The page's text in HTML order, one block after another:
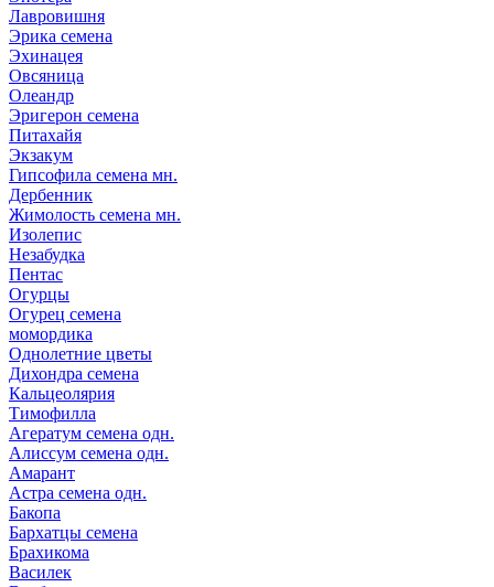
Лавровишня
Эрика семена
Эхинацея
Овсяница
Олеандр
Эригерон семена
Питахайя
Экзакум
Гипсофила семена мн.
Дербенник
Жимолость семена мн.
Изолепис
Незабудка
Пентас
Огурцы
Огурец семена
момордика
Однолетние цветы
Дихондра семена
Кальцеолярия
Тимофилла
Агератум семена одн.
Алиссум семена одн.
Амарант
Астра семена одн.
Бакопа
Бархатцы семена
Брахикома
Василек